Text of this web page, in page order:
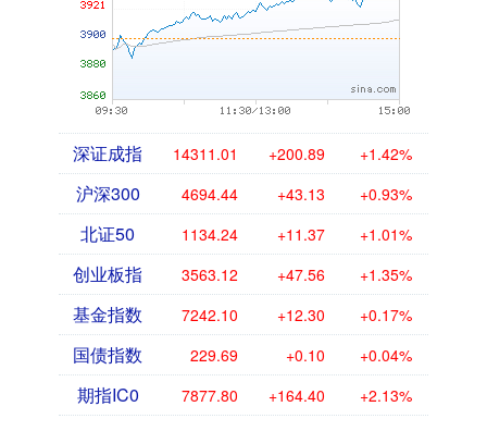
深证成指 14311.01 +200.89 +1.42%
沪深300 4694.44 +43.13 +0.93%
北证50 1134.24 +11.37 +1.01%
创业板指 3563.12 +47.56 +1.35%
基金指数 7242.10 +12.30 +0.17%
国债指数 229.69 +0.10 +0.04%
期指IC0 7877.80 +164.40 +2.13%